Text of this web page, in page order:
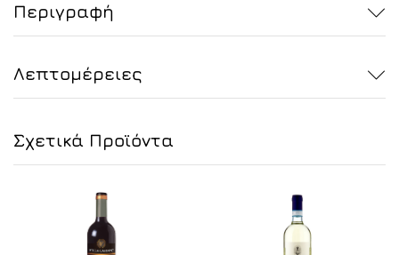
Περιγραφή
Λεπτομέρειες
Σχετικά Προϊόντα